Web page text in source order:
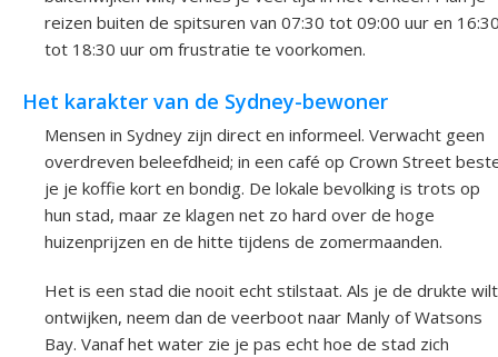
reizen buiten de spitsuren van 07:30 tot 09:00 uur en
tot 18:30 uur om frustratie te voorkomen.
Het karakter van de Sydney-bewoner
Mensen in Sydney zijn direct en informeel. Verwacht geen
overdreven beleefdheid; in een café op Crown Street
je je koffie kort en bondig. De lokale bevolking is trots op
hun stad, maar ze klagen net zo hard over de hoge
huizenprijzen en de hitte tijdens de zomermaanden.
Het is een stad die nooit echt stilstaat. Als je de drukte wilt
ontwijken, neem dan de veerboot naar Manly of Watsons
Bay. Vanaf het water zie je pas echt hoe de stad zich